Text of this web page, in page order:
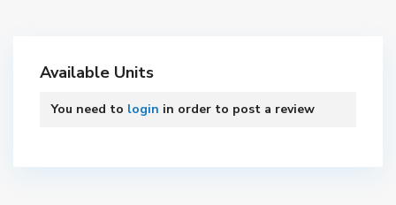
Available Units
You need to login in order to post a review